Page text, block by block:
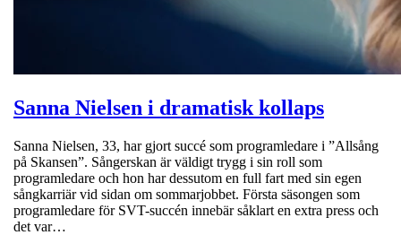
Sanna Nielsen i dramatisk kollaps
Sanna Nielsen, 33, har gjort succé som programledare i ”Allsång
på Skansen”. Sångerskan är väldigt trygg i sin roll som
programledare och hon har dessutom en full fart med sin egen
sångkarriär vid sidan om sommarjobbet. Första säsongen som
programledare för SVT-succén innebär såklart en extra press och
det var…